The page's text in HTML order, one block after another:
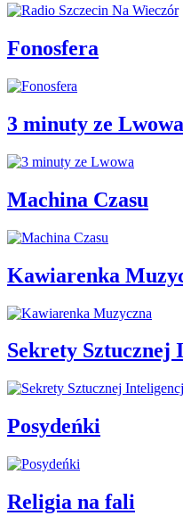
Fonosfera
3 minuty ze Lwowa
Machina Czasu
Kawiarenka
Sekrety Sztucznej
Posydeńki
Religia na fali